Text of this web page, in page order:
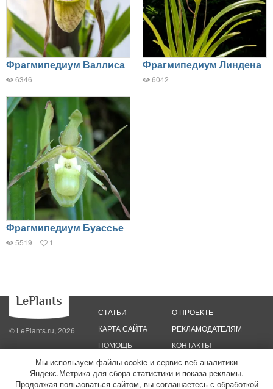
Фрагмипедиум Валлиса
6346
Фрагмипедиум Линдена
6042
Фрагмипедиум Буассье
5519 1
© LePlants.ru, 2026
СТАТЬИ
КАРТА САЙТА
ПОМОЩЬ
О ПРОЕКТЕ
РЕКЛАМОДАТЕЛЯМ
КОНТАКТЫ
Политика конфиденциальности
Политика использования файлов cookie
Пользовательское соглашение
Редакционные стандарты
Мы используем файлы cookie и сервис веб-аналитики
Яндекс.Метрика для сбора статистики и показа рекламы.
Продолжая пользоваться сайтом, вы соглашаетесь с обработкой